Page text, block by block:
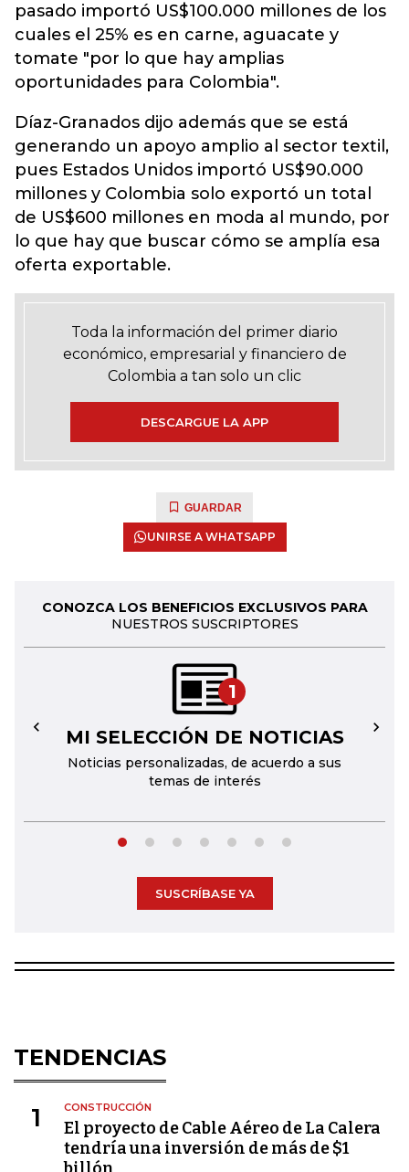
pasado importó US$100.000 millones de los
cuales el 25% es en carne, aguacate y
tomate "por lo que hay amplias
oportunidades para Colombia".
Díaz-Granados dijo además que se está
generando un apoyo amplio al sector textil,
pues Estados Unidos importó US$90.000
millones y Colombia solo exportó un total
de US$600 millones en moda al mundo, por
lo que hay que buscar cómo se amplía esa
oferta exportable.
Toda la información del primer diario
económico, empresarial y financiero de
Colombia a tan solo un clic
DESCARGUE LA APP
GUARDAR
UNIRSE A WHATSAPP
CONOZCA LOS BENEFICIOS EXCLUSIVOS PARA
NUESTROS SUSCRIPTORES
1
MI SELECCIÓN DE NOTICIAS
Noticias personalizadas, de acuerdo a sus
temas de interés
← →
SUSCRÍBASE YA
TENDENCIAS
1 CONSTRUCCIÓN
El proyecto de Cable Aéreo de La Calera
tendría una inversión de más de $1